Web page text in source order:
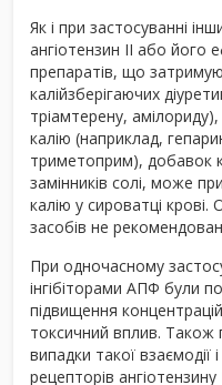
Як і при застосуванні
ангіотензин II або його
препаратів, що
калійзберігаючих
тріамтерену,
калію (наприклад,
триметоприм), добавок
замінників солі, може
калію у сироватці
засобів не
При одночасному
інгібіторами АПФ були
підвищення
токсичний вплив. Також
випадки такої взаємодії
рецепторів